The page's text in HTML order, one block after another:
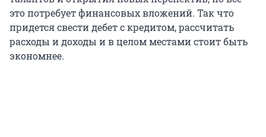
это потребует финансовых вложений. Так что
придется свести дебет с кредитом, рассчитать
расходы и доходы и в целом местами стоит быть
экономнее.